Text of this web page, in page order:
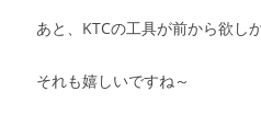
あと、KTCの工具が前から欲し
それも嬉しいですね～